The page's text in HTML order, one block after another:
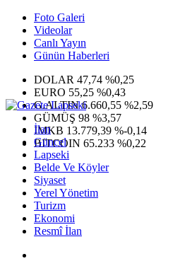
Foto Galeri
Videolar
Canlı Yayın
Günün Haberleri
DOLAR 47,74 %0,25
EURO 55,25 %0,43
G.ALTIN6.660,55 %2,59
GÜMÜŞ 98 %3,57
IMKB 13.779,39 %-0,14
BITCOIN 65.233 %0,22
İlan
Güncel
Lapseki
Belde Ve Köyler
Siyaset
Yerel Yönetim
Turizm
Ekonomi
Resmî İlan